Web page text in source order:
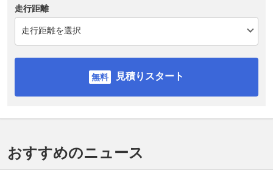
走行距離
見積りスタート
おすすめのニュース